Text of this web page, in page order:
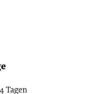
Tagen